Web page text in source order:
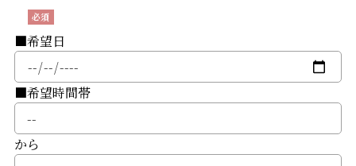
■希望日
■希望時間帯
から